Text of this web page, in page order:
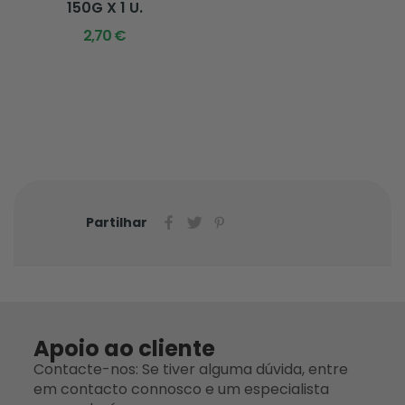
150G X 1 U.
2,70 €
Partilhar
Apoio ao cliente
Contacte-nos: Se tiver alguma dúvida, entre
em contacto connosco e um especialista